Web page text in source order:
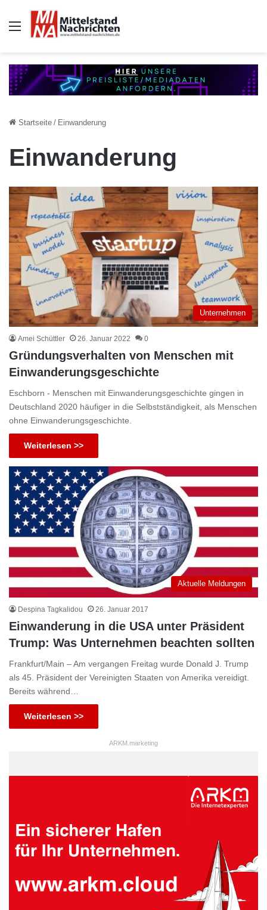
Auswahl
Startseite / Einwanderung
Einwanderung
Unternehmen
Amei Schüttler 26. Januar 2022 0
Gründungsverhalten von Menschen mit
Einwanderungsgeschichte
Eschborn - Menschen mit Einwanderungsgeschichte gingen in
Deutschland 2020 häufiger in die Selbstständigkeit, als Menschen
ohne Einwanderungsgeschichte.
Weiterlesen >>
Aktuelle Meldungen
Despina Tagkalidou 26. Januar 2017
Einwanderung in die USA unter Präsident
Trump: Was Unternehmen beachten sollten
Frankfurt/Main – Am vergangen Freitag wurde Donald J. Trump
als 45. Präsident der Vereinigten Staaten von Amerika vereidigt.
Bereits während…
Weiterlesen >>
ARKM.marketing